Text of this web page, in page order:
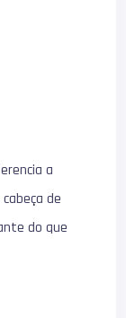
a
de
do que